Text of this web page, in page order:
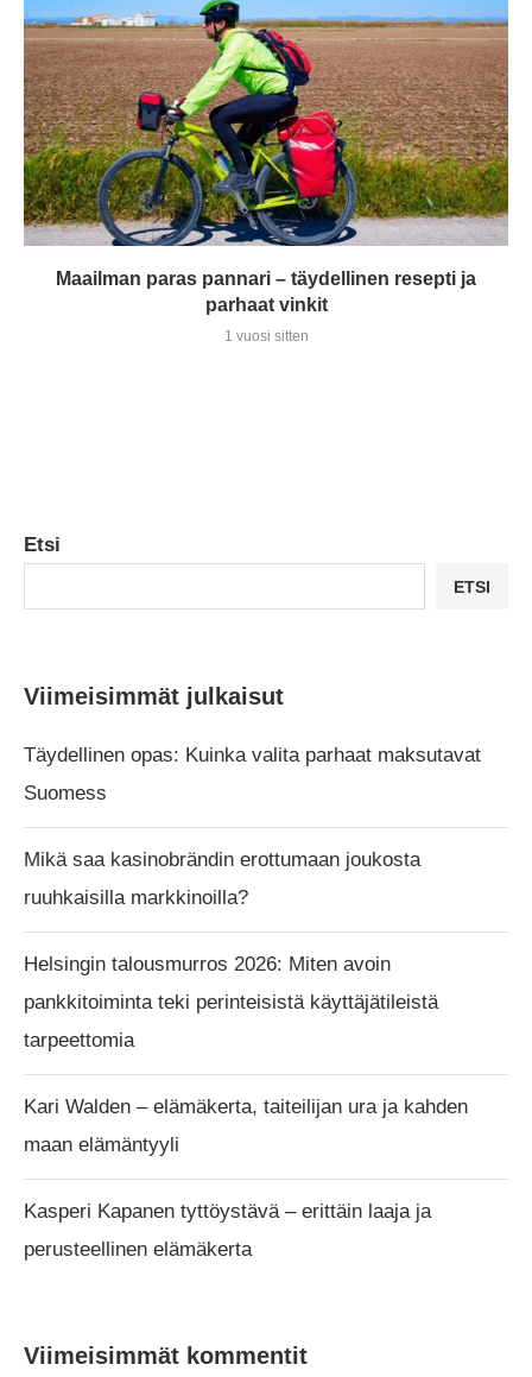
Maailman paras pannari – täydellinen resepti ja
parhaat vinkit
1 vuosi sitten
Etsi
ETSI
Viimeisimmät julkaisut
Täydellinen opas: Kuinka valita parhaat maksutavat
Suomess
Mikä saa kasinobrändin erottumaan joukosta
ruuhkaisilla markkinoilla?
Helsingin talousmurros 2026: Miten avoin
pankkitoiminta teki perinteisistä käyttäjätileistä
tarpeettomia
Kari Walden – elämäkerta, taiteilijan ura ja kahden
maan elämäntyyli
Kasperi Kapanen tyttöystävä – erittäin laaja ja
perusteellinen elämäkerta
Viimeisimmät kommentit